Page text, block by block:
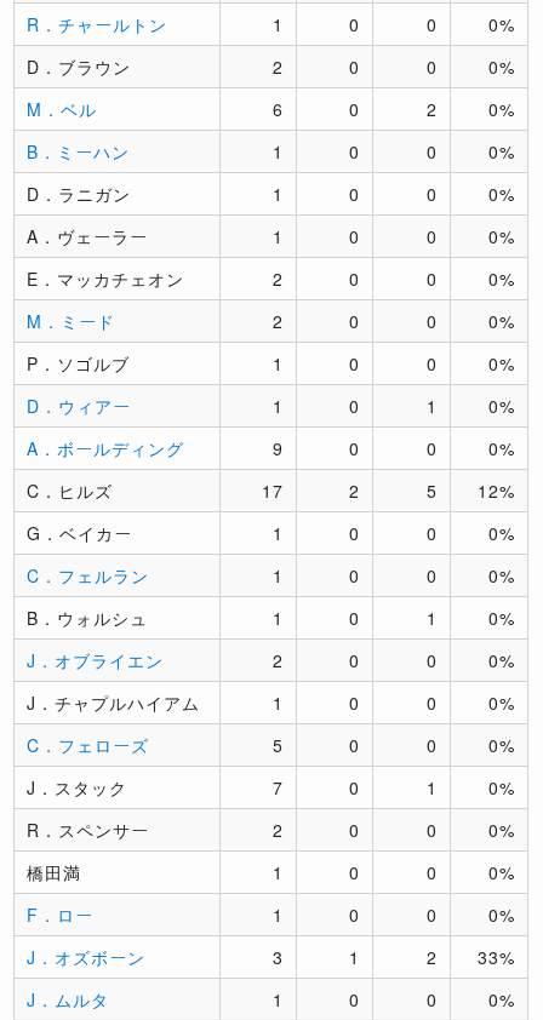
R．チャールトン 1 0 0
0%
D．ブラウン
2 0 0
0%
M．ベル
6 0 2
0%
B．ミーハン
1 0 0
0%
D．ラニガン
1 0 0
0%
A．ヴェーラー
1 0 0
0%
E．マッカチェオン
2 0 0
0%
M．ミード
2 0 0
0%
P．ソゴルブ
1 0 0
0%
D．ウィアー
1 0 1
0%
A．ボールディング
9 0 0
0%
C．ヒルズ
17 2 5
12%
G．ベイカー
1 0 0
0%
C．フェルラン
1 0 0
0%
B．ウォルシュ
1 0 1
0%
J．オブライエン
2 0 0
0%
J．チャプルハイアム
1 0 0
0%
C．フェローズ
5 0 0
0%
J．スタック
7 0 1
0%
R．スペンサー
2 0 0
0%
橋田満
1 0 0
0%
F．ロー
1 0 0
0%
J．オズボーン
3 1 2
33%
J．ムルタ
1 0 0
0%